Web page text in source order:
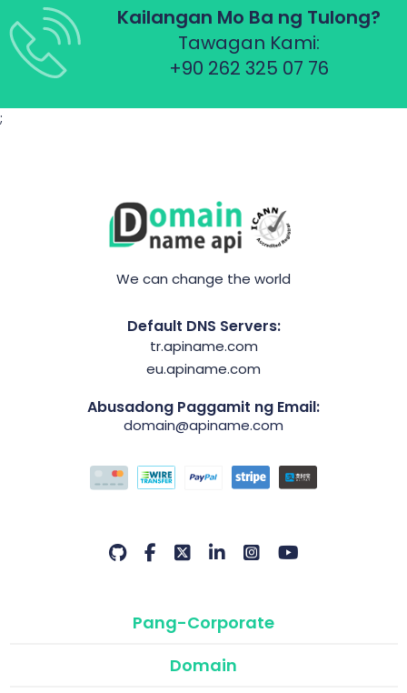
Kailangan Mo Ba ng Tulong?
Tawagan Kami:
+90 262 325 07 76
;
We can change the world
Default DNS Servers:
tr.apiname.com
eu.apiname.com
Abusadong Paggamit ng Email:
domain@apiname.com
Pang-Corporate
Domain